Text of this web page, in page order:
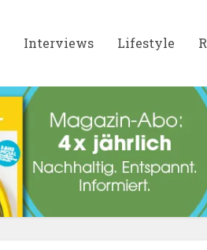
Interviews Lifestyle